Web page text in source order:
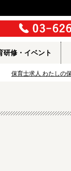
研修・イベント
保育士求人 わたしの